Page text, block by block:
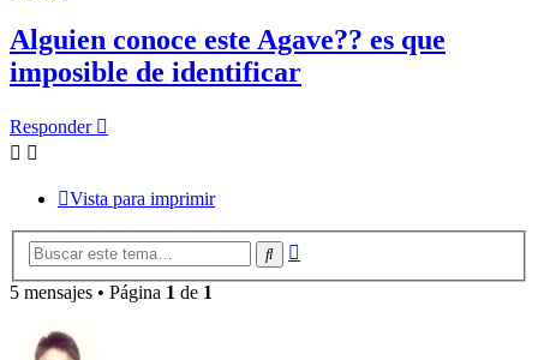
Alguien conoce este Agave?? es que
imposible de identificar
Responder
Vista para imprimir
Buscar
5 mensajes • Página 1 de 1